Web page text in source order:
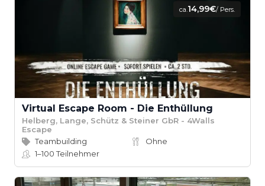
ca.14,99€/ Pers.
Virtual Escape Room - Die Enthüllung
Helberg, Lange, Schütz & Steiner GbR - 4Walls
Escape
Teambuilding
Ohne
1–100Teilnehmer